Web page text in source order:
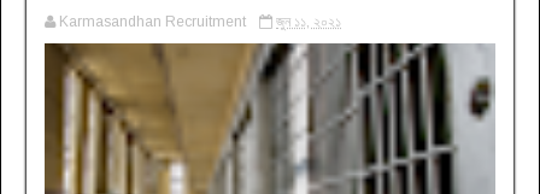
Karmasandhan Recruitment জুন ১১, ২০২১